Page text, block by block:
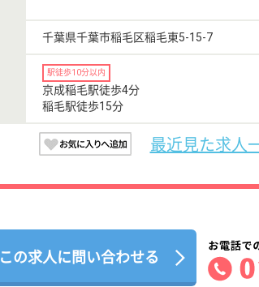
千葉県千葉市稲毛区稲毛東5-15-7
駅徒歩10分以内
京成稲毛駅徒歩4分
稲毛駅徒歩15分
最近見た求人
この求人に問い合わせる